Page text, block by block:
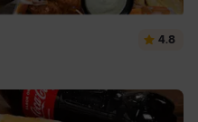
4.8